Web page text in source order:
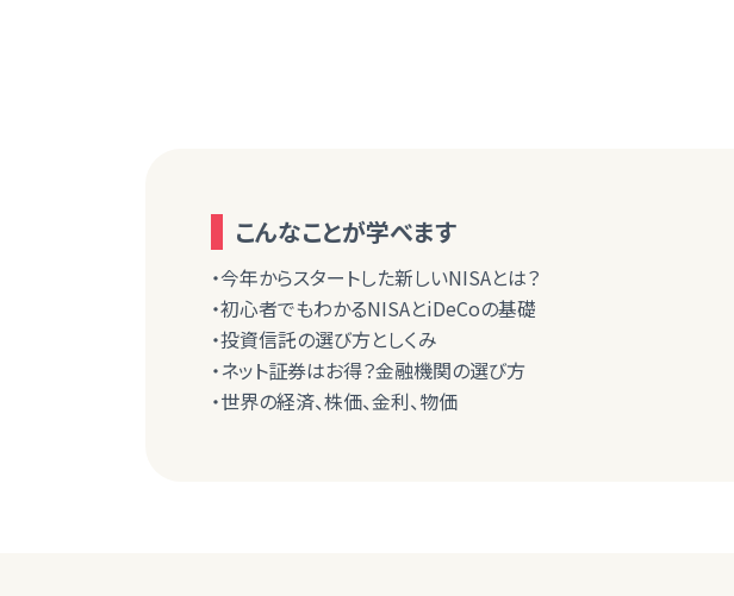
こんなことが学べます
・今年からスタートした新しいNISAとは？
・初心者でもわかるNISAとiDeCoの基礎
・投資信託の選び方としくみ
・ネット証券はお得？金融機関の選び方
・世界の経済、株価、金利、物価